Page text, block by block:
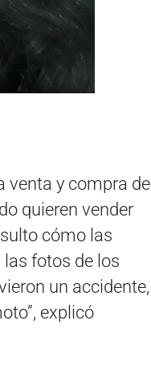
venta y compra de
quieren vender
cómo las
fotos de los
un accidente,
explicó